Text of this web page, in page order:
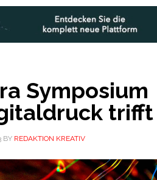
Symposium
trifft
BY REDAKTION KREATIV